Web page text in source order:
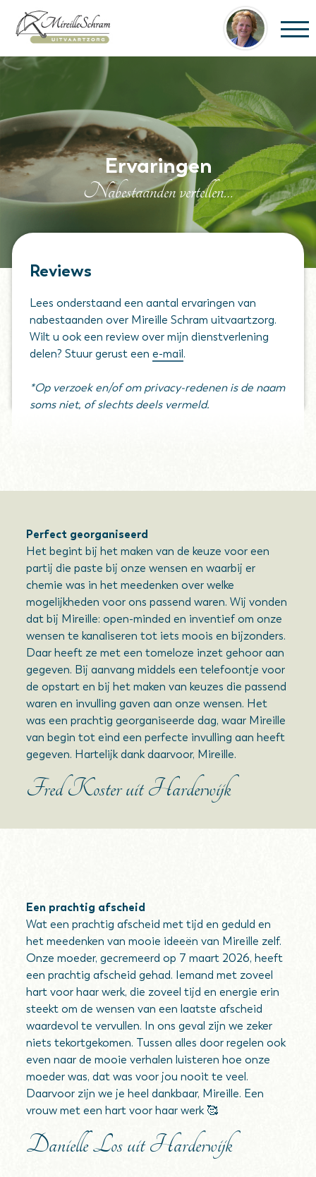
Over Mireille
De uitvaart
Uitvaartcodicil
Blogs en nieuws
Ervaringen
Nabestaanden vertellen…
Reviews
Lees onderstaand een aantal ervaringen van
nabestaanden over Mireille Schram uitvaartzorg.
Wilt u ook een review over mijn dienstverlening
delen? Stuur gerust eene-mail.
*Op verzoek en/of om privacy-redenen is de naam
soms niet, of slechts deels vermeld.
Perfect georganiseerd
Het begint bij het maken van de keuze voor een
partij die paste bij onze wensen en waarbij er
chemie was in het meedenken over welke
mogelijkheden voor ons passend waren. Wij vonden
dat bij Mireille: open-minded en inventief om onze
wensen te kanaliseren tot iets moois en bijzonders.
Daar heeft ze met een tomeloze inzet gehoor aan
gegeven. Bij aanvang middels een telefoontje voor
de opstart en bij het maken van keuzes die passend
waren en invulling gaven aan onze wensen. Het
was een prachtig georganiseerde dag, waar Mireille
van begin tot eind een perfecte invulling aan heeft
gegeven. Hartelijk dank daarvoor, Mireille.
Fred Koster uit Harderwijk
Een prachtig afscheid
Wat een prachtig afscheid met tijd en geduld en
het meedenken van mooie ideeën van Mireille zelf.
Onze moeder, gecremeerd op 7 maart 2026, heeft
een prachtig afscheid gehad. Iemand met zoveel
hart voor haar werk, die zoveel tijd en energie erin
steekt om de wensen van een laatste afscheid
waardevol te vervullen. In ons geval zijn we zeker
niets tekortgekomen. Tussen alles door regelen ook
even naar de mooie verhalen luisteren hoe onze
moeder was, dat was voor jou nooit te veel.
Daarvoor zijn we je heel dankbaar, Mireille. Een
vrouw met een hart voor haar werk 🥰
Danielle Los uit Harderwijk